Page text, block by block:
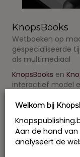
KnopsBooks
Wetboeken op
gespecialiseerde
als multimediaal
KnopsBooks en
interactief model
docenten
Ontdek meer
Welkom bij
Aan de hand
analyseert de